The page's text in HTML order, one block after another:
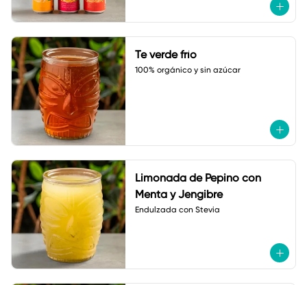
Te verde frío
100% orgánico y sin azúcar
Limonada de Pepino con
Menta y Jengibre
Endulzada con Stevia